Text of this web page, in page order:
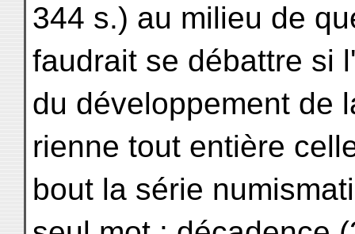
344 s.) au milieu de
faudrait se débattre si
du développement de
rienne tout entière
bout la série